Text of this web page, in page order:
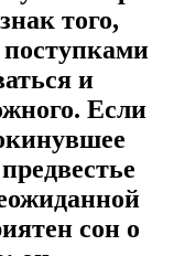
того,
и
Если
сон о